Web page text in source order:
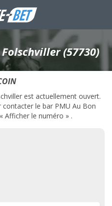
(57730)
est actuellement ouvert.
le bar PMU Au Bon
Afficher le numéro » .